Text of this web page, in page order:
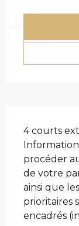
4 courts
procéder
de votre
ainsi que
prioritaires
encadrés